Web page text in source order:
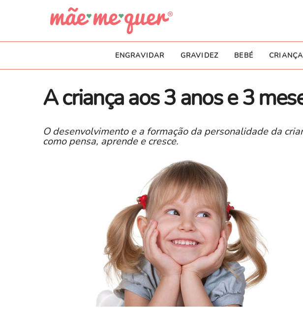
ENGRAVIDAR GRAVIDEZ BEBÉ CRIANÇA
A criança aos 3 anos e 3
O desenvolvimento e a formação da personalidade da
como pensa, aprende e cresce.